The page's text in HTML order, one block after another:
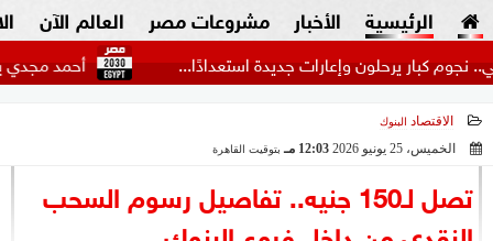
الرئيسية الأخبار
السياسة
الرئاسة
مشروعات مصر
صنع في مصر
العالم الآن
أحمد مجدي يكشف يرحلون وإعارات جديدة استعدادًا...
الاقتصاد البنوك
الخميس، 25 يونيو 2026 12:03 مـ بتوقيت القاهرة
تصل لـ150 جنيه.. تفاصيل رسوم السحب